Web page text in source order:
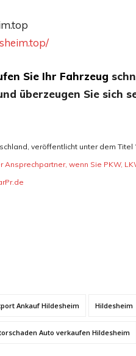
Sie Ihr Fahrzeug
überzeugen Sie sich
veröffentlicht unter dem Titel
wenn Sie PKW,
Ankauf Hildesheim Hildesheim
Auto verkaufen Hildesheim